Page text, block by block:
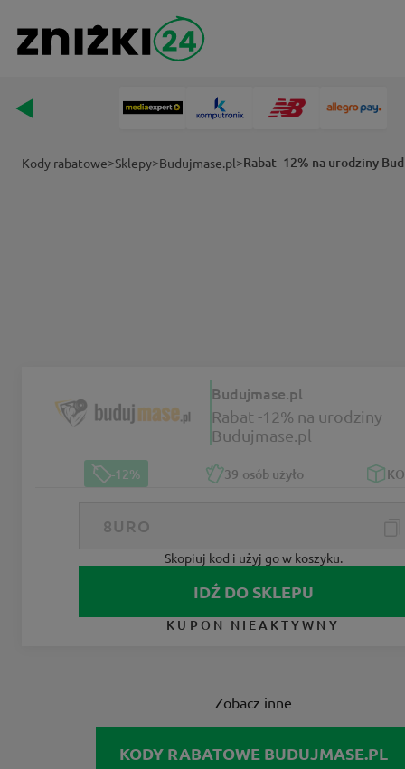
Kody rabatowe>Sklepy>Budujmase.pl>Rabat -12% na urodziny
Budujmase.pl
Rabat -12% na urodziny
Budujmase.pl
-12% 39 osób użyło
Skopiuj kod i użyj go w koszyku.
IDŹ DO SKLEPU
KUPON NIEAKTYWNY
Zobacz inne
KODY RABATOWE BUDUJMASE.PL